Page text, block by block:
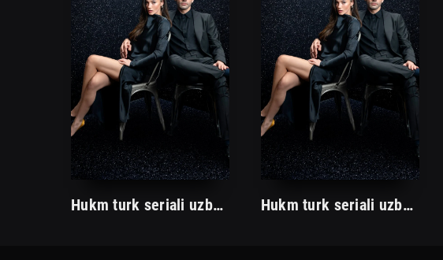
Hukm turk seriali uzbek tilida /Хукм турк сериали ўзбек тилида/ 203. 204. 205. 206. 207. 208. 209. 210. 211. 212. 213. 214. 215 barcha qismlari. Hukm turk seriali uzbek tilida /Хукм турк сериали ўзбек тилида/ 203. 204. 205. 206. 207. 208. 209. 210. 211. 212. 213. 214. 215 barcha qismlari.